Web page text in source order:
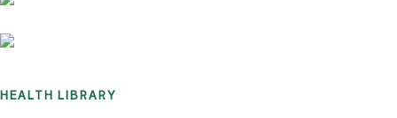
HEALTH LIBRARY